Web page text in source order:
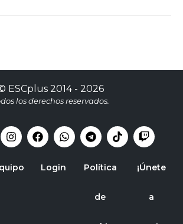
ESCplus2014 - 2026
los derechos reservados.
Login Política
de
¡Únete
a